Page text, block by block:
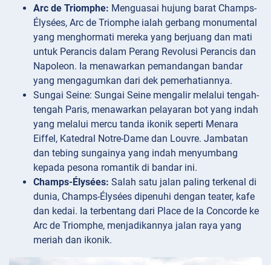
Arc de Triomphe: Menguasai hujung barat Champs-
Élysées, Arc de Triomphe ialah gerbang monumental
yang menghormati mereka yang berjuang dan mati
untuk Perancis dalam Perang Revolusi Perancis dan
Napoleon. Ia menawarkan pemandangan bandar
yang mengagumkan dari dek pemerhatiannya.
Sungai Seine: Sungai Seine mengalir melalui tengah-
tengah Paris, menawarkan pelayaran bot yang indah
yang melalui mercu tanda ikonik seperti Menara
Eiffel, Katedral Notre-Dame dan Louvre. Jambatan
dan tebing sungainya yang indah menyumbang
kepada pesona romantik di bandar ini.
Champs-Élysées: Salah satu jalan paling terkenal di
dunia, Champs-Élysées dipenuhi dengan teater, kafe
dan kedai. Ia terbentang dari Place de la Concorde ke
Arc de Triomphe, menjadikannya jalan raya yang
meriah dan ikonik.